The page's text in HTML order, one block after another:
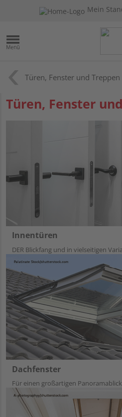
Mein
Türen, Fenster und Treppen
Türen, Fenster
Innentüren
DER Blickfang und in vielseitigen
Dachfenster
Für einen großartigen